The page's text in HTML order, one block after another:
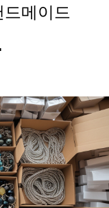
메이드